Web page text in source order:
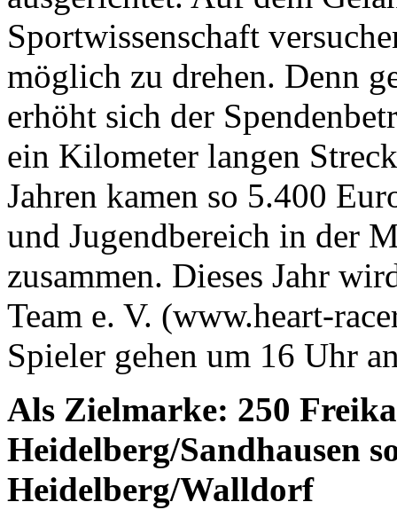
Sportwissenschaft
möglich zu drehen. Denn
erhöht sich der
ein Kilometer langen
Jahren kamen so 5.400
und Jugendbereich in der
zusammen. Dieses Jahr
Team e. V. (www.heart-
Spieler gehen um 16 Uhr
Als Zielmarke: 250
Heidelberg/Sandhausen
Heidelberg/Walldorf